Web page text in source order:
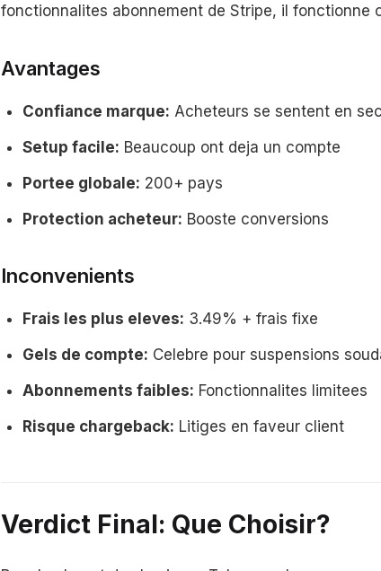
fonctionnalites abonnement de Stripe, il fonctionne
Avantages
Confiance marque: Acheteurs se sentent en
Setup facile: Beaucoup ont deja un compte
Portee globale: 200+ pays
Protection acheteur: Booste conversions
Inconvenients
Frais les plus eleves: 3.49% + frais fixe
Gels de compte: Celebre pour suspensions
Abonnements faibles: Fonctionnalites limitees
Risque chargeback: Litiges en faveur client
Verdict Final: Que Choisir?